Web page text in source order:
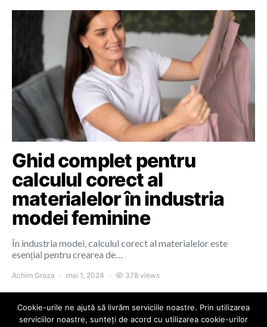
Ghid complet pentru
calculul corect al
materialelor în industria
modei feminine
În industria modei, calculul corect al materialelor este
esențial pentru crearea de…
Achim Groza mai 1, 2024 378 views
Cookie-urile ne ajută să livrăm serviciile noastre. Prin utilizarea
serviciilor noastre, sunteți de acord cu utilizarea cookie-urilor